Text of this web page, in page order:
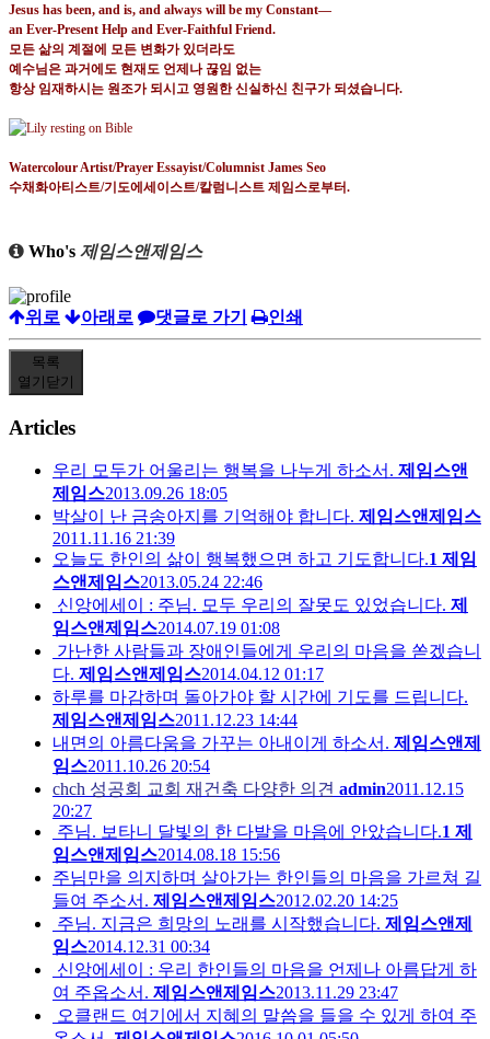
Jesus has been, and is, and always will be my Constant—
an Ever-Present Help and Ever-Faithful Friend.
모든 삶의 계절에 모든 변화가 있더라도
예수님은 과거에도 현재도 언제나 끊임 없는
항상 임재하시는 원조가 되시고 영원한 신실하신 친구가 되셨습니다.
Watercolour Artist/Prayer Essayist/Columnist James Seo
수채화아티스트/기도에세이스트/칼럼니스트 제임스로부터.
Who's 제임스앤제임스
위로 아래로 댓글로 가기 인쇄
목록
열기 닫기
Articles
우리 모두가 어울리는 행복을 나누게 하소서. 제임스앤
제임스2013.09.26 18:05
박살이 난 금송아지를 기억해야 합니다. 제임스앤제임스
2011.11.16 21:39
오늘도 한인의 삶이 행복했으면 하고 기도합니다.1 제임
스앤제임스2013.05.24 22:46
신앙에세이 : 주님. 모두 우리의 잘못도 있었습니다. 제
임스앤제임스2014.07.19 01:08
가난한 사람들과 장애인들에게 우리의 마음을 쏟겠습니
다. 제임스앤제임스2014.04.12 01:17
하루를 마감하며 돌아가야 할 시간에 기도를 드립니다.
제임스앤제임스2011.12.23 14:44
내면의 아름다움을 가꾸는 아내이게 하소서. 제임스앤제
임스2011.10.26 20:54
chch 성공회 교회 재건축 다양한 의견 admin2011.12.15
20:27
주님. 보타니 달빛의 한 다발을 마음에 안았습니다.1 제
임스앤제임스2014.08.18 15:56
주님만을 의지하며 살아가는 한인들의 마음을 가르쳐 길
들여 주소서. 제임스앤제임스2012.02.20 14:25
주님. 지금은 희망의 노래를 시작했습니다. 제임스앤제
임스2014.12.31 00:34
신앙에세이 : 우리 한인들의 마음을 언제나 아름답게 하
여 주옵소서. 제임스앤제임스2013.11.29 23:47
오클랜드 여기에서 지혜의 말씀을 들을 수 있게 하여 주